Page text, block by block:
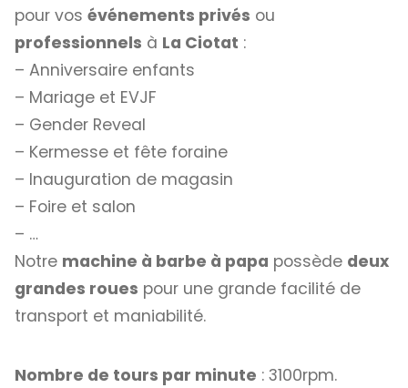
pour vos événements privés ou
professionnels à La Ciotat :
– Anniversaire enfants
– Mariage et EVJF
– Gender Reveal
– Kermesse et fête foraine
– Inauguration de magasin
– Foire et salon
– …
Notre machine à barbe à papa possède deux
grandes roues pour une grande facilité de
transport et maniabilité.
Nombre de tours par minute : 3100rpm.